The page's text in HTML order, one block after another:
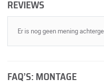
REVIEWS
Er is nog geen mening
FAQ’S: MONTAGE